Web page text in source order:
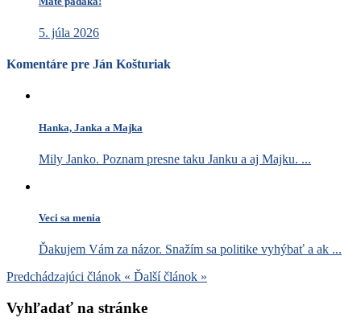
5. júla 2026
Komentáre pre Ján Košturiak
Hanka, Janka a Majka
Mily Janko. Poznam presne taku Janku a aj Majku. ...
Veci sa menia
Ďakujem Vám za názor. Snažím sa politike vyhýbať a ak ...
Predchádzajúci článok « Ďalší článok »
Vyhľadať na stránke